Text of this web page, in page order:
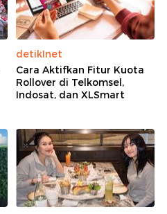
detikInet
Cara Aktifkan Fitur Kuota
Rollover di Telkomsel,
Indosat, dan XLSmart